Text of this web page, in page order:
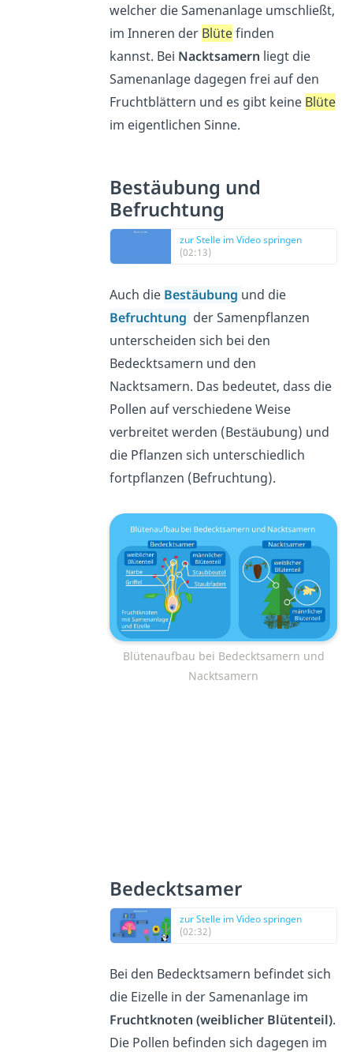
welcher die Samenanlage umschließt,
im Inneren der Blütefinden
kannst. Bei Nacktsamern liegt die
Samenanlage dagegen frei auf den
Fruchtblättern und es gibt keine Blüte
im eigentlichen Sinne.
Bestäubung und
Befruchtung
zur Stelle im Video springen
(02:13)
Auch die Bestäubung und die
Befruchtung der Samenpflanzen
unterscheiden sich bei den
Bedecktsamern und den
Nacktsamern. Das bedeutet, dass die
Pollen auf verschiedene Weise
verbreitet werden (Bestäubung) und
die Pflanzen sich unterschiedlich
fortpflanzen (Befruchtung).
Blütenaufbau bei Bedecktsamern und
Nacktsamern
Bedecktsamer
zur Stelle im Video springen
(02:32)
Bei den Bedecktsamern befindet sich
die Eizelle in der Samenanlage im
Fruchtknoten (weiblicher Blütenteil).
Die Pollen befinden sich dagegen im